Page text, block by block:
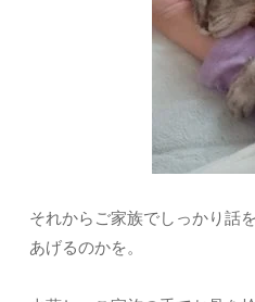
それからご家族でしっかり話
あげるのかを。